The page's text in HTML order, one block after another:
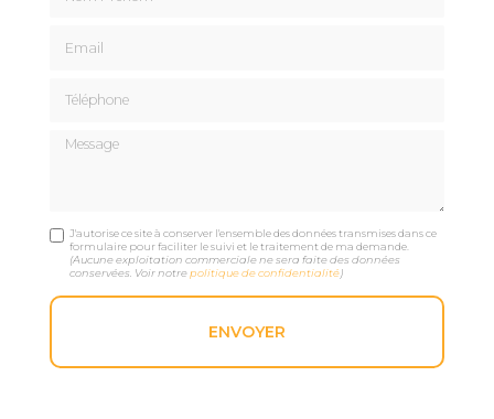
Message
J'autorise ce site à conserver l'ensemble des données transmises dans ce
formulaire pour faciliter le suivi et le traitement de ma demande.
(Aucune exploitation commerciale ne sera faite des données
conservées. Voir notrepolitique de confidentialité)